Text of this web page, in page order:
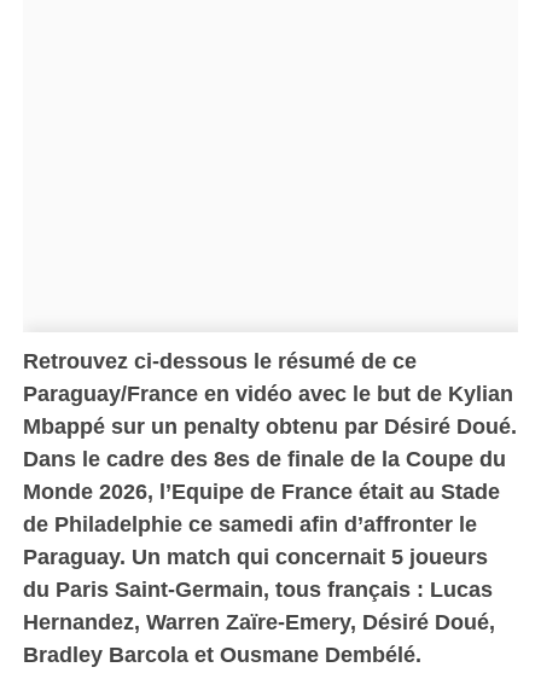
Retrouvez ci-dessous le résumé de ce
Paraguay/France en vidéo avec le but de Kylian
Mbappé sur un penalty obtenu par Désiré Doué.
Dans le cadre des 8es de finale de la Coupe du
Monde 2026, l’Equipe de France était au Stade
de Philadelphie ce samedi afin d’affronter le
Paraguay. Un match qui concernait 5 joueurs
du Paris Saint-Germain, tous français : Lucas
Hernandez, Warren Zaïre-Emery, Désiré Doué,
Bradley Barcola et Ousmane Dembélé.